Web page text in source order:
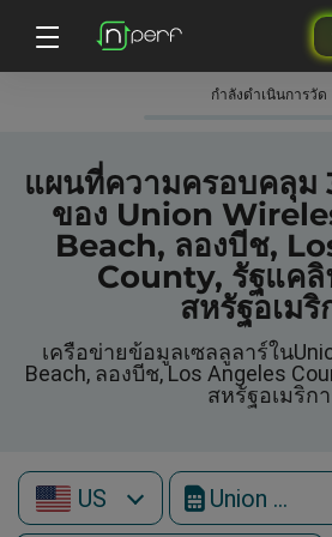
กําลังดําเนินการวัด
แผนที่ความครอบคลุม
ของ Union
Beach, ลองบีช,
County, รัฐแคลิ
สหรัฐอเมริ
เครือข่ายข้อมูลเซลลูลาร์ใน
Beach, ลองบีช, Los Angeles
สหรัฐอเมริกา
US Union Wireless